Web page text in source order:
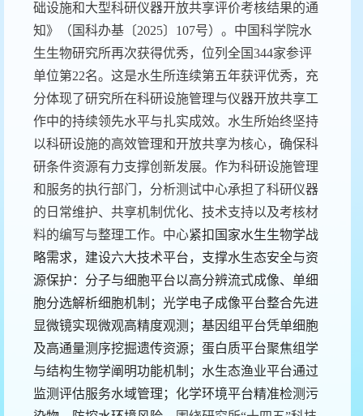
础设施和大型科研仪器开放共享评价考核结果的通
知》（国科办基〔2025〕107号）。中国科学院水
生生物研究所再次获得优秀，位列全国344家参评
单位第22名。这是水生所连续第五年获评优秀，充
分体现了研究所在科研设施管理与仪器开放共享工
作中的持续领先水平与扎实成效。水生所始终坚持
以科研设施的高效管理和开放共享为核心，确保科
研条件资源有力支撑创新发展。作为科研设施管理
和服务的执行部门，分析测试中心承担了科研仪器
的日常维护、共享机制优化、技术支持以及考核材
料的编写与整理工作。中心紧扣国家水生生物学战
略需求，建设六大技术平台，支撑水生态安全与资
源保护：分子与细胞平台以高分辨流式成像、单细
胞分选解析细胞机制；光学电子成像平台整合先进
显微镜实现微观高精度观测；基因组平台凭单细胞
及高通量测序挖掘遗传资源；蛋白质平台聚焦组学
与结构生物学阐明功能机制；水生态渔业平台通过
监测评估服务水域管理；化学环境平台精准检测污